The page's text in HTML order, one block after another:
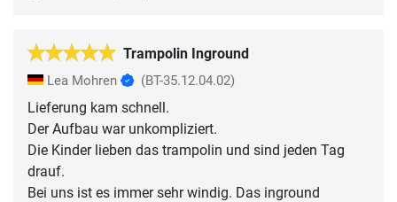
Trampolin Inground
Lea Mohren (BT-35.12.04.02)
Lieferung kam schnell.
Der Aufbau war unkompliziert.
Die Kinder lieben das trampolin und sind jeden Tag
drauf.
Bei uns ist es immer sehr windig. Das inground